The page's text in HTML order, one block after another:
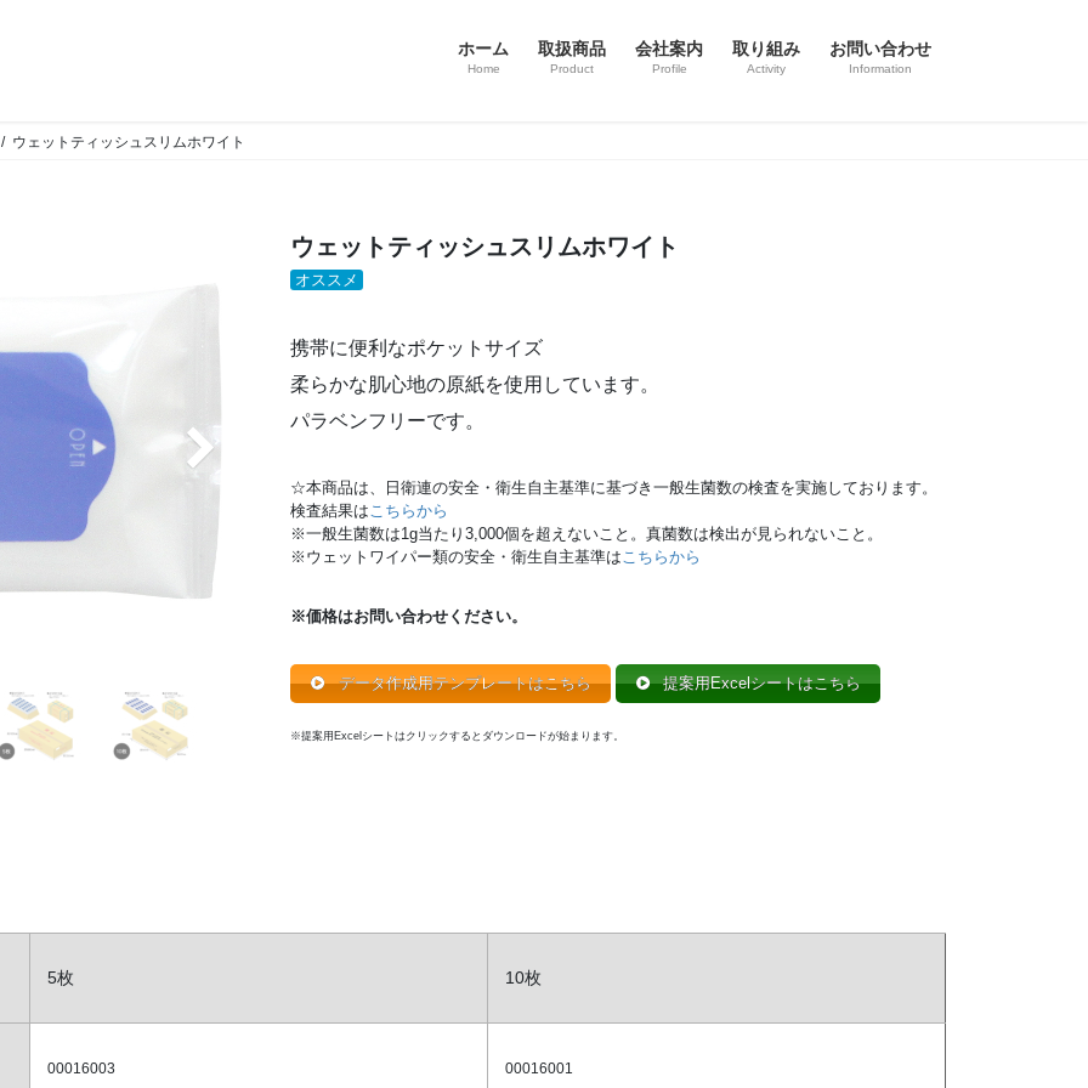
ホーム
Home
取扱商品
Product
会社案内
Profile
取り組み
Activity
お問い合わせ
Information
ウェットティッシュスリムホワイト
ウェットティッシュスリムホワイト
オススメ
携帯に便利なポケットサイズ
柔らかな肌心地の原紙を使用しています。
パラベンフリーです。
☆本商品は、日衛連の安全・衛生自主基準に基づき一般生菌数の検査を実施しております。
検査結果はこちらから
※一般生菌数は1g当たり3,000個を超えないこと。真菌数は検出が見られないこと。
※ウェットワイパー類の安全・衛生自主基準はこちらから
※価格はお問い合わせください。
データ作成用テンプレートはこちら 提案用Excelシートはこちら
※提案用Excelシートはクリックするとダウンロードが始まります。
5枚 10枚
00016003 00016001